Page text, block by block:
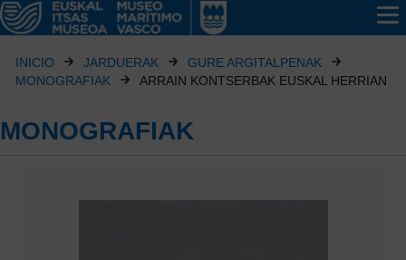
INICIO JARDUERAK
GURE ARGITALPENAK
MONOGRAFIAK
ARRAIN KONTSERBAK EUSKAL HERRIAN
MONOGRAFIAK